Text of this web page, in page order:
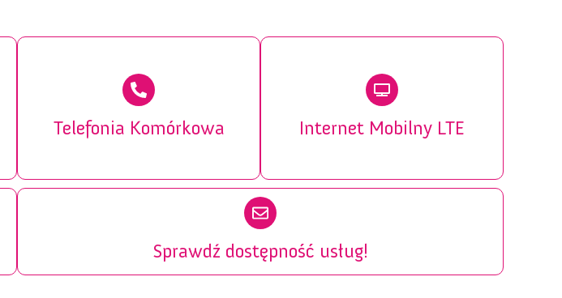
Telefonia Komórkowa Internet Mobilny LTE
Sprawdź dostępność usług!